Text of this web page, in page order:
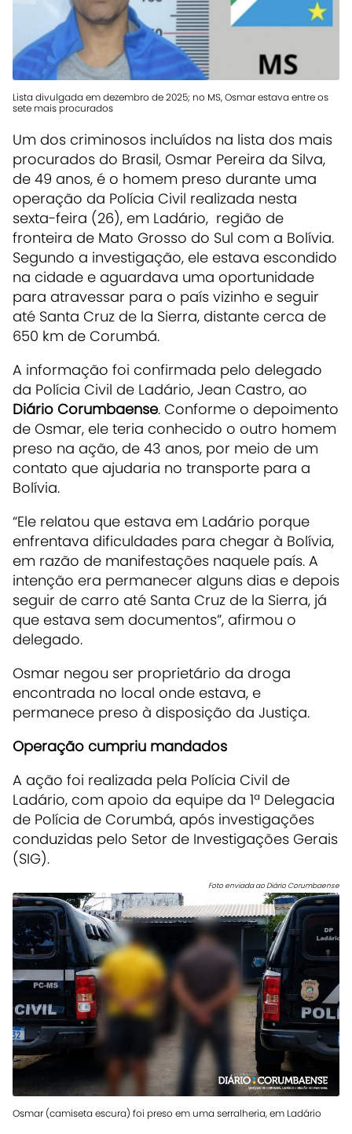
Lista divulgada em dezembro de 2025; no MS, Osmar estava entre os
sete mais procurados
Um dos criminosos incluídos na lista dos mais
procurados do Brasil, Osmar Pereira da Silva,
de 49 anos, é o homem preso durante uma
operação da Polícia Civil realizada nesta
sexta-feira (26), em Ladário, região de
fronteira de Mato Grosso do Sul com a Bolívia.
Segundo a investigação, ele estava escondido
na cidade e aguardava uma oportunidade
para atravessar para o país vizinho e seguir
até Santa Cruz de la Sierra, distante cerca de
650 km de Corumbá.
A informação foi confirmada pelo delegado
da Polícia Civil de Ladário, Jean Castro, ao
Diário Corumbaense. Conforme o depoimento
de Osmar, ele teria conhecido o outro homem
preso na ação, de 43 anos, por meio de um
contato que ajudaria no transporte para a
Bolívia.
“Ele relatou que estava em Ladário porque
enfrentava dificuldades para chegar à Bolívia,
em razão de manifestações naquele país. A
intenção era permanecer alguns dias e depois
seguir de carro até Santa Cruz de la Sierra, já
que estava sem documentos”, afirmou o
delegado.
Osmar negou ser proprietário da droga
encontrada no local onde estava, e
permanece preso à disposição da Justiça.
Operação cumpriu mandados
A ação foi realizada pela Polícia Civil de
Ladário, com apoio da equipe da 1ª Delegacia
de Polícia de Corumbá, após investigações
conduzidas pelo Setor de Investigações Gerais
(SIG).
Foto enviada ao Diário Corumbaense
Osmar (camiseta escura) foi preso em uma serralheria, em Ladário